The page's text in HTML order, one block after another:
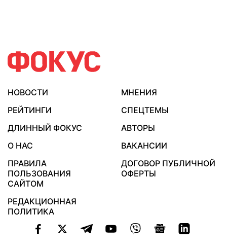
НОВОСТИ
МНЕНИЯ
РЕЙТИНГИ
СПЕЦТЕМЫ
ДЛИННЫЙ ФОКУС
АВТОРЫ
О НАС
ВАКАНСИИ
ПРАВИЛА
ПОЛЬЗОВАНИЯ
САЙТОМ
ДОГОВОР ПУБЛИЧНОЙ
ОФЕРТЫ
РЕДАКЦИОННАЯ
ПОЛИТИКА